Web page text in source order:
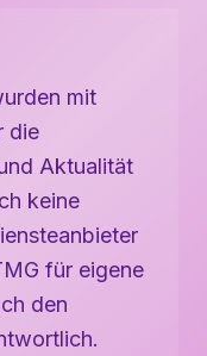
mit
die
Aktualität
keine
für eigene
den